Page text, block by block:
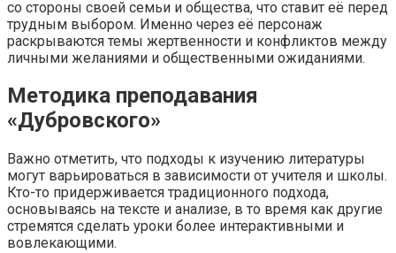
со стороны своей семьи и общества, что ставит её перед
трудным выбором. Именно через её персонаж
раскрываются темы жертвенности и конфликтов между
личными желаниями и общественными ожиданиями.
Методика преподавания
«Дубровского»
Важно отметить, что подходы к изучению литературы
могут варьироваться в зависимости от учителя и школы.
Кто-то придерживается традиционного подхода,
основываясь на тексте и анализе, в то время как другие
стремятся сделать уроки более интерактивными и
вовлекающими.